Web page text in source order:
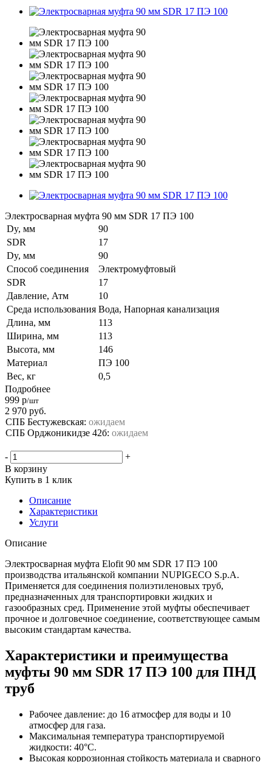
Электросварная муфта 90 мм SDR 17 ПЭ 100
Dy, мм
90
SDR
17
Dy, мм
90
Способ соединения
Электромуфтовый
SDR
17
Давление, Атм
10
Среда использования Вода, Напорная канализация
Длина, мм
113
Ширина, мм
113
Высота, мм
146
Материал
ПЭ 100
Вес, кг
0,5
Подробнее
999 р/шт
2 970 руб.
СПБ Бестужевская: ожидаем
СПБ Орджоникидзе 42б: ожидаем
-
+
В корзину
Купить в 1 клик
Описание
Характеристики
Услуги
Описание
Электросварная муфта Elofit 90 мм SDR 17 ПЭ 100
производства итальянской компании NUPIGECO S.p.A.
Применяется для соединения полиэтиленовых труб,
предназначенных для транспортировки жидких и
газообразных сред. Применение этой муфты обеспечивает
прочное и долговечное соединение, соответствующее самым
высоким стандартам качества.
Характеристики и преимущества
муфты 90 мм SDR 17 ПЭ 100 для ПНД
труб
Рабочее давление: до 16 атмосфер для воды и 10
атмосфер для газа.
Максимальная температура транспортируемой
жидкости: 40°C.
Высокая коррозионная стойкость материала и сварного